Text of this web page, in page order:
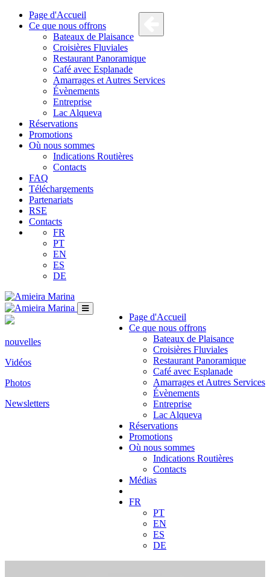
Page d'Accueil
Ce que nous offrons
Bateaux de Plaisance
Croisières Fluviales
Restaurant Panoramique
Café avec Esplanade
Amarrages et Autres Services
Évènements
Entreprise
Lac Alqueva
Réservations
Promotions
Où nous sommes
Indications Routières
Contacts
FAQ
Téléchargements
Partenariats
RSE
Contacts
FR
PT
EN
ES
DE
Page d'Accueil
Ce que nous offrons
Bateaux de Plaisance
Croisières Fluviales
Restaurant Panoramique
Café avec Esplanade
Amarrages et Autres Services
Évènements
Entreprise
Lac Alqueva
Réservations
Promotions
Où nous sommes
Indications Routières
Contacts
Médias
FR
PT
EN
ES
DE
nouvelles
Vidéos
Photos
Newsletters